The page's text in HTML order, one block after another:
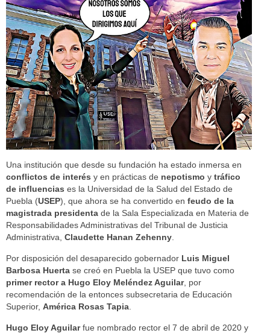
Una institución que desde su fundación ha estado inmersa en
conflictos de interés y en prácticas de nepotismo y tráfico
de influencias es la Universidad de la Salud del Estado de
Puebla (USEP), que ahora se ha convertido en feudo de la
magistrada presidenta de la Sala Especializada en Materia de
Responsabilidades Administrativas del Tribunal de Justicia
Administrativa, Claudette Hanan Zehenny
Por disposición del desaparecido gobernador Luis Miguel
Barbosa Huerta se creó en Puebla la USEP que tuvo como
primer rector a Hugo Eloy Meléndez Aguilar, por
recomendación de la entonces subsecretaria de Educación
Superior, América Rosas Tapia
Hugo Eloy Aguilarfue nombrado rector el 7 de abril de 2020 y